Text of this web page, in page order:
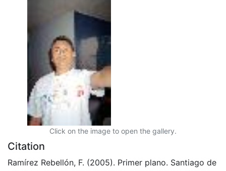
Click on the image to open the gallery.
Citation
Ramírez Rebellón, F. (2005). Primer plano. Santiago de